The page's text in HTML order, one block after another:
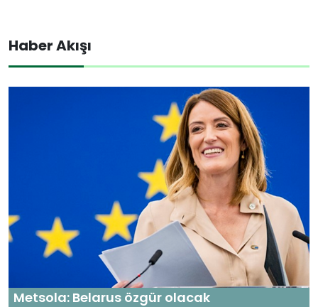
Haber Akışı
Metsola: Belarus özgür olacak